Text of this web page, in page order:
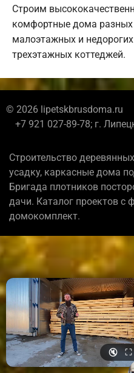
Строим
комфортные дома
малоэтажных и
трехэтажных коттеджей.
© 2026 lipetskbrusdoma.ru
+7 921 027-89-78; г.
Строительство
усадку, каркасные дома
Бригада плотников
дачи. Каталог проектов с
домокомплект.
🔇 ⛶